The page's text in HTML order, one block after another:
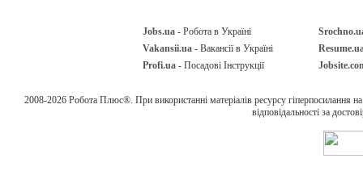
Jobs.ua - Робота в Україні
Vakansii.ua - Вакансії в Україні
Profi.ua - Посадові Інструкції
2008-2026 Робота Плюс®. При використанні матеріалів ресурсу гіперпосилання
відповідальності за